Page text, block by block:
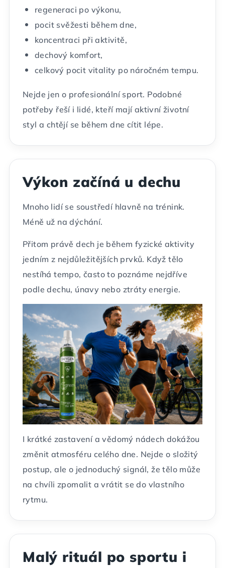
regeneraci po výkonu,
pocit svěžesti během dne,
koncentraci při aktivitě,
dechový komfort,
celkový pocit vitality po náročném tempu.
Nejde jen o profesionální sport. Podobné
potřeby řeší i lidé, kteří mají aktivní životní
styl a chtějí se během dne cítit lépe.
Výkon začíná u dechu
Mnoho lidí se soustředí hlavně na trénink.
Méně už na dýchání.
Přitom právě dech je během fyzické aktivity
jedním z nejdůležitějších prvků. Když tělo
nestíhá tempo, často to poznáme nejdříve
podle dechu, únavy nebo ztráty energie.
I krátké zastavení a vědomý nádech dokážou
změnit atmosféru celého dne. Nejde o složitý
postup, ale o jednoduchý signál, že tělo může
na chvíli zpomalit a vrátit se do vlastního
rytmu.
Malý rituál po sportu i